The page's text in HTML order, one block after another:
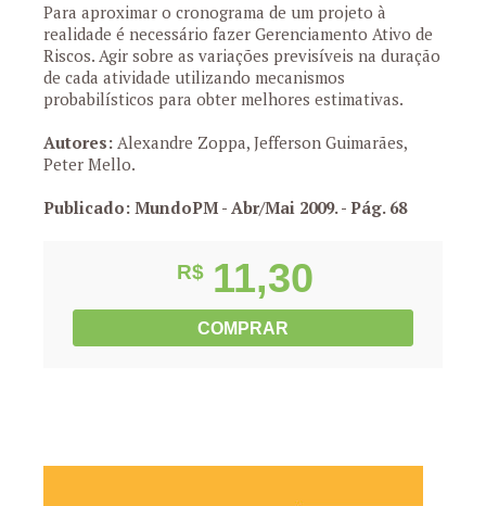
Para aproximar o cronograma de um projeto à
realidade é necessário fazer Gerenciamento Ativo de
Riscos. Agir sobre as variações previsíveis na duração
de cada atividade utilizando mecanismos
probabilísticos para obter melhores estimativas.
Autores: Alexandre Zoppa, Jefferson Guimarães,
Peter Mello.
Publicado: MundoPM - Abr/Mai 2009.- Pág. 68
R$ 11,30
COMPRAR